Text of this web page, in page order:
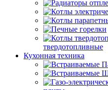
твердотопливные
Кухонная техника